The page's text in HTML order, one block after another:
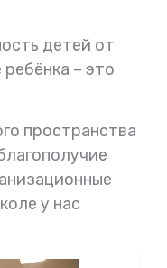
детей от
– это
пространства
у нас